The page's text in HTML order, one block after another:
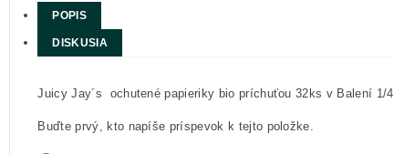
POPIS
DISKUSIA
Juicy Jay´s ochutené papieriky bio príchuťou 32ks v Balení 1/4
Buďte prvý, kto napíše príspevok k tejto položke.